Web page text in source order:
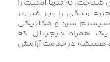
نه تنها امنیت را
زندگی را نیز غنی‌تر
سیستم سرد و مکانیکی
یک همراه دیجیتال که
و همیشه در خدمت آرامش